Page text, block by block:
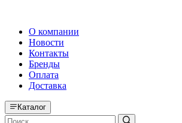
О компании
Новости
Контакты
Бренды
Оплата
Доставка
Каталог